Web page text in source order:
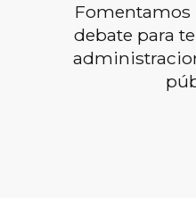
Fomentamos
debate para